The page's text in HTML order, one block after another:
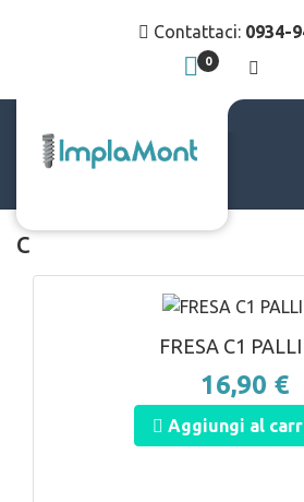
Contattaci: 0934-
0
c ANTEPRIMA
FRESA C1
16,90 €
Aggiungi al